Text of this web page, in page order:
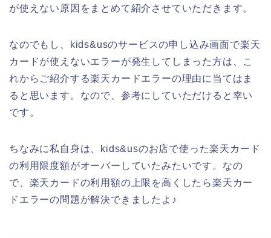
が使えない原因をまとめて紹介させていただきます。
なのでもし、kids&usのサービスの申し込み画面で楽天
カードが使えないエラーが発生してしまった方は、こ
れからご紹介する楽天カードエラーの理由に当てはま
ると思います。なので、参考にしていただけると幸い
です。
ちなみに私自身は、kids&usのお店で使った楽天カード
の利用限度額がオーバーしていたみたいです。なの
で、楽天カードの利用額の上限を高くしたら楽天カー
ドエラーの問題が解決できましたよ♪